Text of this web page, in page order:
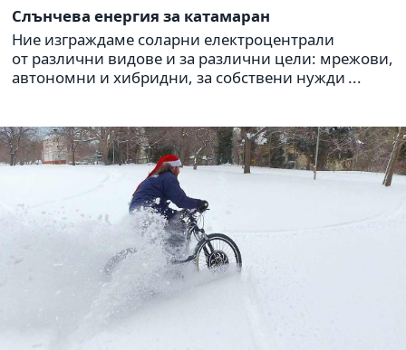
Слънчева енергия за катамаран
Ние изграждаме соларни електроцентрали
от различни видове и за различни цели: мрежови,
автономни и хибридни, за собствени нужди ...